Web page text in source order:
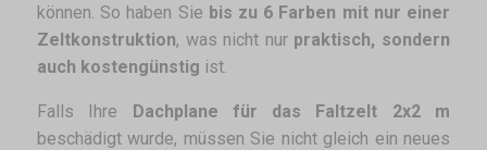
können. So haben Sie bis zu 6 Farben mit nur einer
Zeltkonstruktion, was nicht nur praktisch, sondern
auch kostengünstig ist.
Falls Ihre Dachplane für das Faltzelt 2x2 m
beschädigt wurde, müssen Sie nicht gleich ein neues